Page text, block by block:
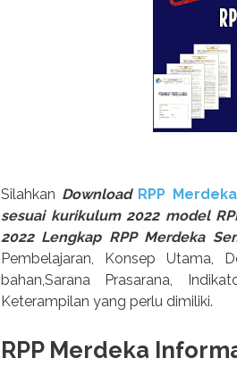
Silahkan Download RPP
sesuai kurikulum 2022 model
2022 Lengkap RPP Merdeka
Pembelajaran, Konsep Utama,
bahan,Sarana Prasarana,
Keterampilan yang perlu dimiliki.
RPP Merdeka